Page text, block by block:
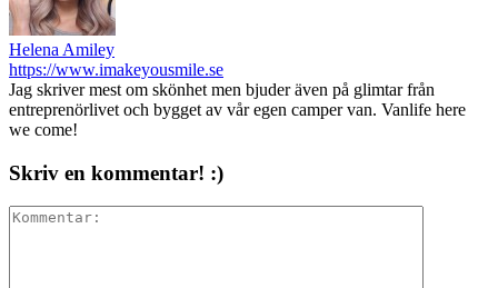
Helena Amiley
https://www.imakeyousmile.se
Jag skriver mest om skönhet men bjuder även på glimtar från
entreprenörlivet och bygget av vår egen camper van. Vanlife here
we come!
Skriv en kommentar! :)